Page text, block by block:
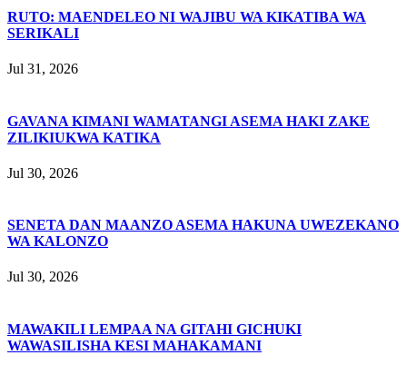
RUTO: MAENDELEO NI WAJIBU WA KIKATIBA WA
SERIKALI
Jul 31, 2026
GAVANA KIMANI WAMATANGI ASEMA HAKI ZAKE
ZILIKIUKWA KATIKA
Jul 30, 2026
SENETA DAN MAANZO ASEMA HAKUNA UWEZEKANO
WA KALONZO
Jul 30, 2026
MAWAKILI LEMPAA NA GITAHI GICHUKI
WAWASILISHA KESI MAHAKAMANI